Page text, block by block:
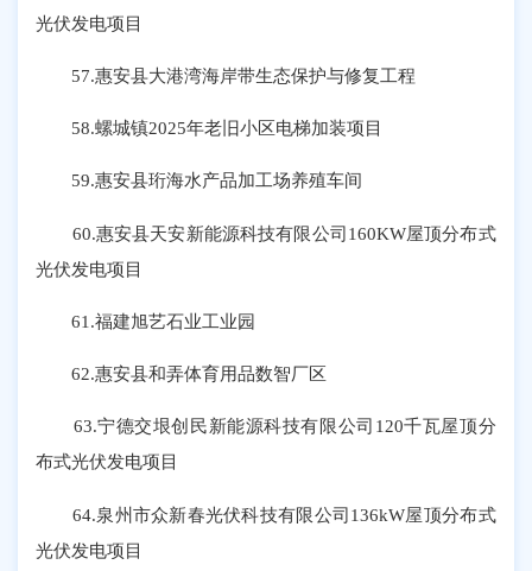
光伏发电项目
57.惠安县大港湾海岸带生态保护与修复工程
58.螺城镇2025年老旧小区电梯加装项目
59.惠安县珩海水产品加工场养殖车间
60.惠安县天安新能源科技有限公司160KW屋顶分布式
光伏发电项目
61.福建旭艺石业工业园
62.惠安县和弄体育用品数智厂区
63.宁德交垠创民新能源科技有限公司120千瓦屋顶分
布式光伏发电项目
64.泉州市众新春光伏科技有限公司136kW屋顶分布式
光伏发电项目